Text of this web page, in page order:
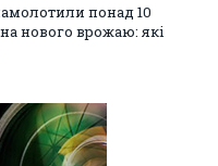
понад 10
нового врожаю: які